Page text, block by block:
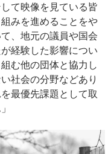
て映像を見ている皆
みを進めることをや
、地元の議員や国会
経験した影響につい
む他の団体と協力し
社会の分野などあり
最優先課題として取